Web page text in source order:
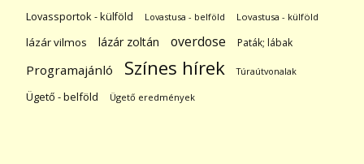
Lovassportok - külföld Lovastusa - belföld Lovastusa - külföld
lázár vilmos lázár zoltán overdose Paták; lábak
Programajánló Színes hírek Túraútvonalak
Ügető - belföld Ügető eredmények